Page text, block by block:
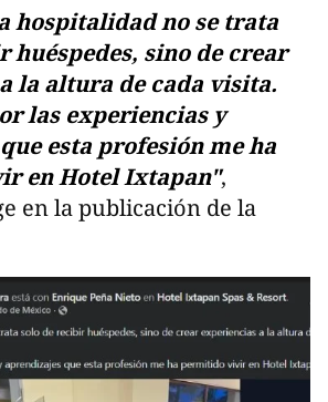
hospitalidad no se trata
huéspedes, sino de crear
la altura de cada visita.
las experiencias y
esta profesión me ha
en Hotel Ixtapan",
en la publicación de la